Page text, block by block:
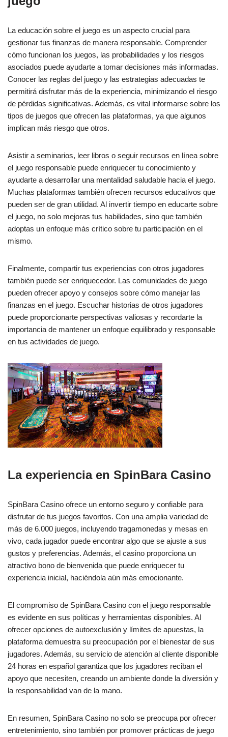
La educación sobre el juego es un aspecto crucial para
gestionar tus finanzas de manera responsable. Comprender
cómo funcionan los juegos, las probabilidades y los riesgos
asociados puede ayudarte a tomar decisiones más informadas.
Conocer las reglas del juego y las estrategias adecuadas te
permitirá disfrutar más de la experiencia, minimizando el riesgo
de pérdidas significativas. Además, es vital informarse sobre los
tipos de juegos que ofrecen las plataformas, ya que algunos
implican más riesgo que otros.
Asistir a seminarios, leer libros o seguir recursos en línea sobre
el juego responsable puede enriquecer tu conocimiento y
ayudarte a desarrollar una mentalidad saludable hacia el juego.
Muchas plataformas también ofrecen recursos educativos que
pueden ser de gran utilidad. Al invertir tiempo en educarte sobre
el juego, no solo mejoras tus habilidades, sino que también
adoptas un enfoque más crítico sobre tu participación en el
mismo.
Finalmente, compartir tus experiencias con otros jugadores
también puede ser enriquecedor. Las comunidades de juego
pueden ofrecer apoyo y consejos sobre cómo manejar las
finanzas en el juego. Escuchar historias de otros jugadores
puede proporcionarte perspectivas valiosas y recordarte la
importancia de mantener un enfoque equilibrado y responsable
en tus actividades de juego.
La experiencia en SpinBara Casino
SpinBara Casino ofrece un entorno seguro y confiable para
disfrutar de tus juegos favoritos. Con una amplia variedad de
más de 6.000 juegos, incluyendo tragamonedas y mesas en
vivo, cada jugador puede encontrar algo que se ajuste a sus
gustos y preferencias. Además, el casino proporciona un
atractivo bono de bienvenida que puede enriquecer tu
experiencia inicial, haciéndola aún más emocionante.
El compromiso de SpinBara Casino con el juego responsable
es evidente en sus políticas y herramientas disponibles. Al
ofrecer opciones de autoexclusión y límites de apuestas, la
plataforma demuestra su preocupación por el bienestar de sus
jugadores. Además, su servicio de atención al cliente disponible
24 horas en español garantiza que los jugadores reciban el
apoyo que necesiten, creando un ambiente donde la diversión y
la responsabilidad van de la mano.
En resumen, SpinBara Casino no solo se preocupa por ofrecer
entretenimiento, sino también por promover prácticas de juego